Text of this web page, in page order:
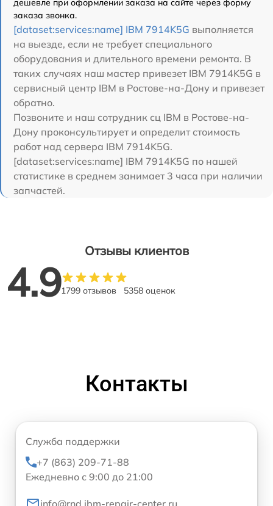
дешевле при оформлении заказа на сайте через форму
заказа звонка.
[dataset:services:name] IBM 7914K5G выполняется
на выезде, если не требует специального
оборудования и длительного времени ремонта. В
таких случаях наш мастер привезет IBM 7914K5G в
сервисный центр IBM в Ростове-на-Дону и привезет
обратно.
Позвоните и наш сотрудник сц IBM в Ростове-на-
Дону проконсультирует и определит стоимость
работ над сервера IBM 7914K5G.
[dataset:services:name] IBM 7914K5G по нашей
статистике в среднем занимает 3 часа при наличии
запчастей.
Отзывы клиентов
4.91799 отзывов 5358 оценок
Контакты
Служба поддержки
+7 (863) 209-71-88
Ежедневно с 9:00 до 21:00